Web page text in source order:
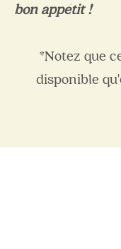
bon appétit !
*Notez que
disponible